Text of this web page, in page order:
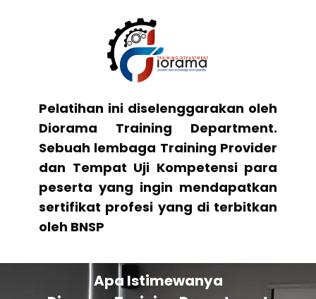
Pelatihan ini diselenggarakan oleh
Diorama Training Department.
Sebuah lembaga Training Provider
dan Tempat Uji Kompetensi para
peserta yang ingin mendapatkan
sertifikat profesi yang di terbitkan
oleh BNSP
Apa Istimewanya